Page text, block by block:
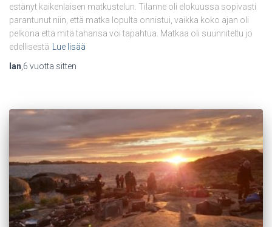
estänyt kaikenlaisen matkustelun. Tilanne oli elokuussa sopivasti
parantunut niin, että matka lopulta onnistui, vaikka koko ajan oli
pelkona että mitä tahansa voi tapahtua. Matkaa oli suunniteltu jo
edellisestä
Lue lisää
Ian 6 vuotta sitten